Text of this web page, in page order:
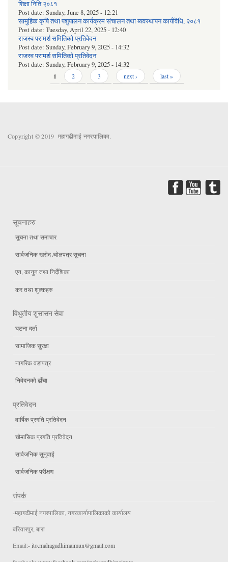
शिक्षा निति २०८१
Post date: Sunday, June 8, 2025 - 12:21
सामुहिक कृषि तथा पशुपालन कार्यक्रम संचालन तथा ब्यवस्थापन कार्यविधि, २०८१
Post date: Tuesday, April 22, 2025 - 12:40
राजस्व परामर्श समितिको प्रतिवेदन
Post date: Sunday, February 9, 2025 - 14:32
राजस्व परामर्श समितिको प्रतिवेदन
Post date: Sunday, February 9, 2025 - 14:32
1 2 3 next › last »
Copyright © 2019 महागढीमाई नगरपालिका.
सूचनाहरु
सूचना तथा समाचार
सार्वजनिक खरीद /बोलपत्र सूचना
एन, कानुन तथा निर्देशिका
कर तथा शुल्कहरु
विधुतीय शुसासन सेवा
घटना दर्ता
सामाजिक सुरक्षा
नागरिक वडापत्र
निवेदनको ढाँचा
प्रतिवेदन
वार्षिक प्रगति प्रतिवेदन
चौमासिक प्रगति प्रतिवेदन
सार्वजनिक सुनुवाई
सार्वजनिक परीक्षण
संपर्क
-महागढीमाई नगरपालिका, नगरकार्यापालिकाको कार्यालय
बरियारपुर, बारा
Email:-ito.mahagadhimaimun@gmail.com